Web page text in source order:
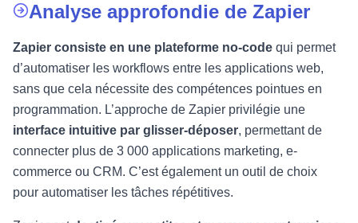
Analyse approfondie de Zapier
Zapier consiste en une plateforme no-code qui permet
d’automatiser les workflows entre les applications web,
sans que cela nécessite des compétences pointues en
programmation. L’approche de Zapier privilégie une
interface intuitive par glisser-déposer, permettant de
connecter plus de 3 000 applications marketing, e-
commerce ou CRM. C’est également un outil de choix
pour automatiser les tâches répétitives.